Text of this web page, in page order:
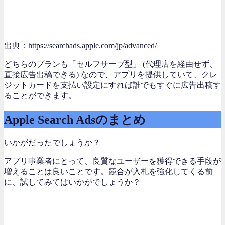
出典：https://searchads.apple.com/jp/advanced/
どちらのプランも「セルフサーブ型」 (代理店を経由せず、
直接広告出稿できる) なので、アプリを提供していて、クレ
ジットカードを支払い設定にすれば誰でもすぐに広告出稿す
ることができます。
Apple Search Adsのまとめ
いかがだったでしょうか？
アプリ事業者にとって、良質なユーザーを獲得できる手段が
増えることは良いことです。競合が入札を強化してくる前
に、試してみてはいかがでしょうか？